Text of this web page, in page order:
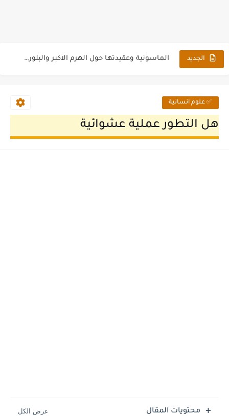
الجديد الماسونية وعقيدتها حول الهرم الاكبر والبلورة السحرية
الأقزام في مصر القديمة
إغتيال الملك تتي مؤسس الأسرة السادسة
ترجمة طبعة ختم من الاسرة 26 من عهد الملك بسماتيك...
✅ علوم انسانية
هل التطور عملية عشوائية
محتويات المقال